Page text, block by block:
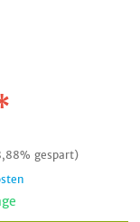
gespart)